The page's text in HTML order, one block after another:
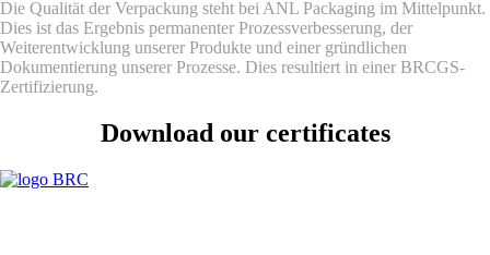
Die Qualität der Verpackung steht bei ANL Packaging im Mittelpunkt.
Dies ist das Ergebnis permanenter Prozessverbesserung, der
Weiterentwicklung unserer Produkte und einer gründlichen
Dokumentierung unserer Prozesse. Dies resultiert in einer BRCGS-
Zertifizierung.
Download our certificates